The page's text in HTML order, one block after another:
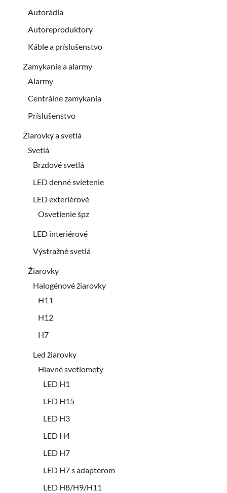
Autorádia
Autoreproduktory
Káble a príslušenstvo
Zamykanie a alarmy
Alarmy
Centrálne zamykania
Príslušenstvo
Žiarovky a svetlá
Svetlá
Brzdové svetlá
LED denné svietenie
LED exteriérové
Osvetlenie špz
LED interiérové
Výstražné svetlá
Žiarovky
Halogénové žiarovky
H11
H12
H7
Led žiarovky
Hlavné svetlomety
LED H1
LED H15
LED H3
LED H4
LED H7
LED H7 s adaptérom
LED H8/H9/H11